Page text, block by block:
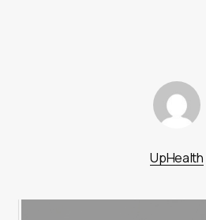
UpHealth